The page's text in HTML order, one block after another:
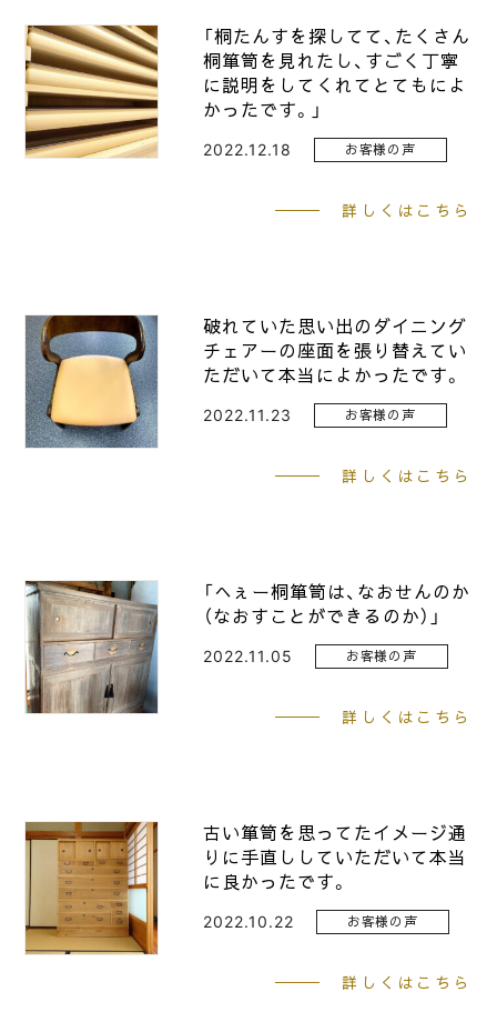
「桐たんすを探してて、たくさん
桐箪笥を見れたし、すごく丁寧
に説明をしてくれてとてもによ
かったです。」
2022.12.18 お客様の声
詳しくはこちら
破れていた思い出のダイニング
チェアーの座面を張り替えてい
ただいて本当によかったです。
2022.11.23 お客様の声
詳しくはこちら
「へぇー桐箪笥は、なおせんのか
（なおすことができるのか）」
2022.11.05 お客様の声
詳しくはこちら
古い箪笥を思ってたイメージ通
りに手直ししていただいて本当
に良かったです。
2022.10.22 お客様の声
詳しくはこちら